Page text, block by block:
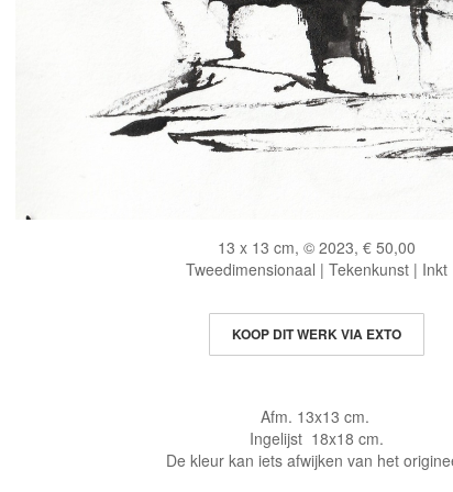
13 x 13 cm, © 2023, € 50,00
Tweedimensionaal | Tekenkunst | Inkt
KOOP DIT WERK VIA EXTO
Afm. 13x13 cm.
Ingelijst 18x18 cm.
De kleur kan iets afwijken van het